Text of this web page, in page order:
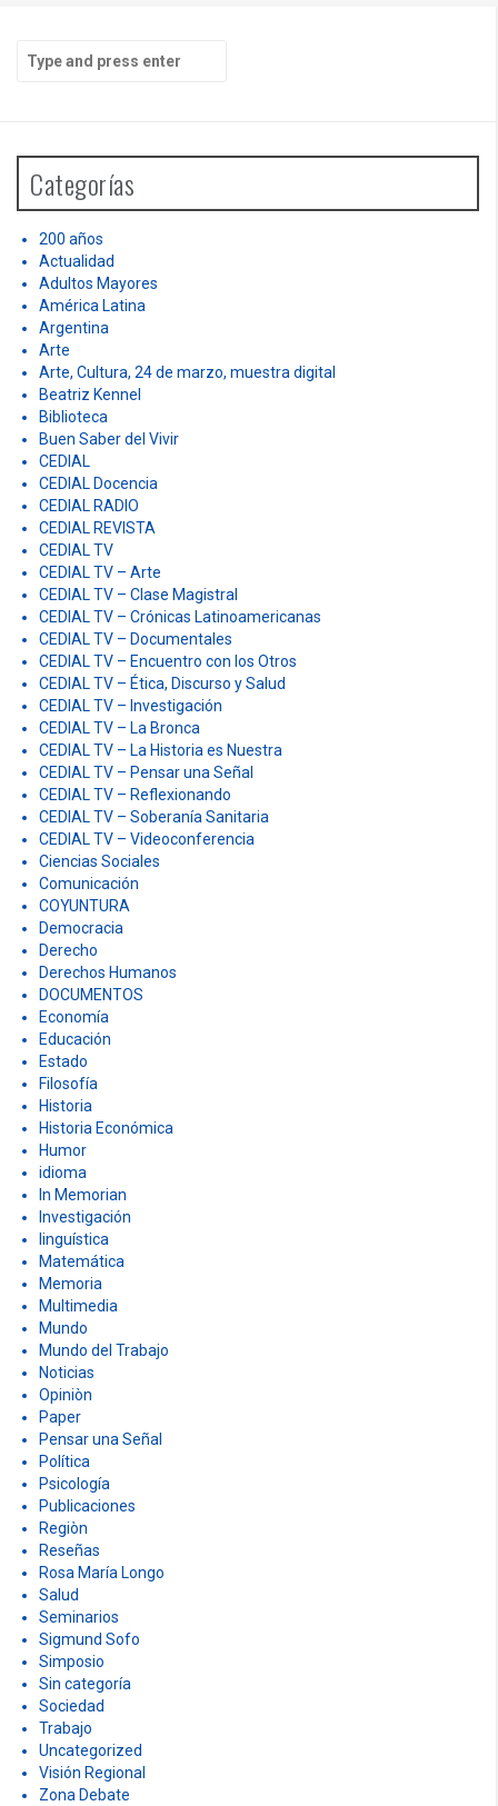
h
o
Categorías
200 años
Actualidad
Adultos Mayores
América Latina
Argentina
Arte
Arte, Cultura, 24 de marzo, muestra digital
Beatriz Kennel
Biblioteca
Buen Saber del Vivir
CEDIAL
CEDIAL Docencia
CEDIAL RADIO
CEDIAL REVISTA
CEDIAL TV
CEDIAL TV – Arte
CEDIAL TV – Clase Magistral
CEDIAL TV – Crónicas Latinoamericanas
CEDIAL TV – Documentales
CEDIAL TV – Encuentro con los Otros
CEDIAL TV – Ética, Discurso y Salud
CEDIAL TV – Investigación
CEDIAL TV – La Bronca
CEDIAL TV – La Historia es Nuestra
CEDIAL TV – Pensar una Señal
CEDIAL TV – Reflexionando
CEDIAL TV – Soberanía Sanitaria
CEDIAL TV – Videoconferencia
Ciencias Sociales
Comunicación
COYUNTURA
Democracia
Derecho
Derechos Humanos
DOCUMENTOS
Economía
Educación
Estado
Filosofía
Historia
Historia Económica
Humor
idioma
In Memorian
Investigación
linguística
Matemática
Memoria
Multimedia
Mundo
Mundo del Trabajo
Noticias
Opiniòn
Paper
Pensar una Señal
Política
Psicología
Publicaciones
Regiòn
Reseñas
Rosa María Longo
Salud
Seminarios
Sigmund Sofo
Simposio
Sin categoría
Sociedad
Trabajo
Uncategorized
Visión Regional
Zona Debate